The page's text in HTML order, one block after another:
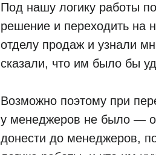
Под нашу логику работы
решение и переходить на
отделу продаж и узнали
сказали, что им было бы
Возможно поэтому при
у менеджеров не было —
донести до менеджеров,